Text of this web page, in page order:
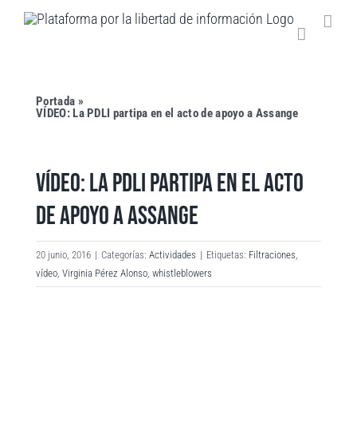
Saltar
Portada »
VÍDEO: La PDLI partipa en el acto de apoyo a Assange
VÍDEO: LA PDLI PARTIPA EN EL ACTO
DE APOYO A ASSANGE
20 junio, 2016 | Categorías:Actividades | Etiquetas: Filtraciones
vídeo ,Virginia Pérez Alonso ,whistleblowers